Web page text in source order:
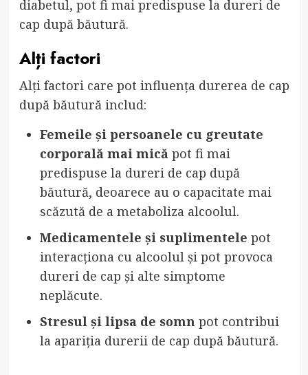
diabetul, pot fi mai predispuse la dureri de
cap după băutură.
Alți factori
Alți factori care pot influența durerea de cap
după băutură includ:
Femeile și persoanele cu greutate
corporală mai mică pot fi mai
predispuse la dureri de cap după
băutură, deoarece au o capacitate mai
scăzută de a metaboliza alcoolul.
Medicamentele și suplimentele pot
interacționa cu alcoolul și pot provoca
dureri de cap și alte simptome
neplăcute.
Stresul și lipsa de somn pot contribui
la apariția durerii de cap după băutură.